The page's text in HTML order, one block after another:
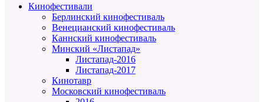
Кинофестивали
Берлинский кинофестиваль
Венецианский кинофестиваль
Каннский кинофестиваль
Минский «Листапад»
Листапад-2016
Листапад-2017
Кинотавр
Московский кинофестиваль